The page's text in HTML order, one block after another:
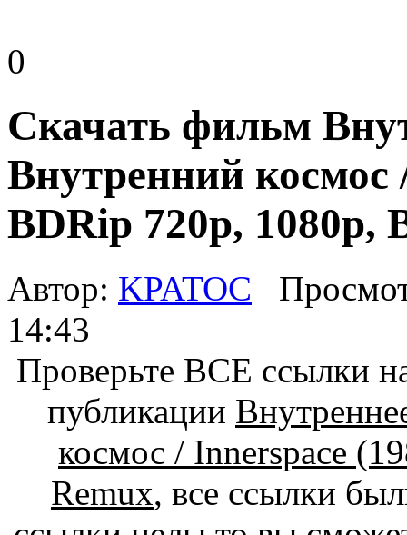
0
Скачать фильм
Внутренний космос
BDRip 720p, 1080p,
Автор: KPATOC
14:43
Проверьте ВСЕ ссылки
публикации
космос / Innerspace
Remux, все ссылки